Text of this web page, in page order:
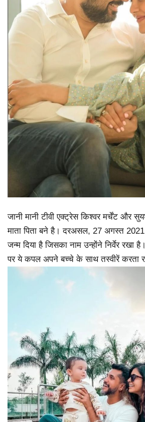
जानी मानी टीवी एक्ट्रेस किश्वर मर्चेंट और
माता पिता बने है। दरअसल, 27 अगस्त
जन्म दिया है जिसका नाम उन्होंने निर्वेर रखा
पर ये कपल अपने बच्चे के साथ तस्वीरें करता